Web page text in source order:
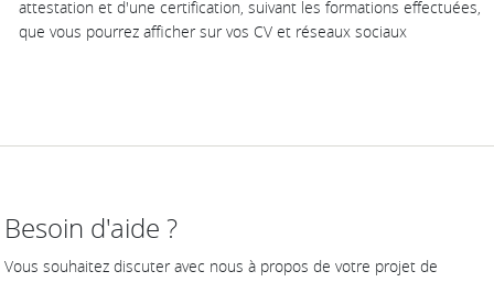
attestation et d'une certification, suivant les formations effectuées,
que vous pourrez afficher sur vos CV et réseaux sociaux
Besoin d'aide ?
Vous souhaitez discuter avec nous à propos de votre projet de